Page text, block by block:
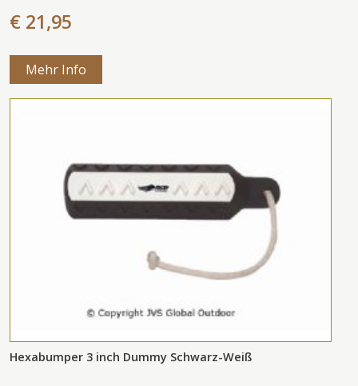
€ 21,95
Mehr Info
Hexabumper 3 inch Dummy Schwarz-Weiß